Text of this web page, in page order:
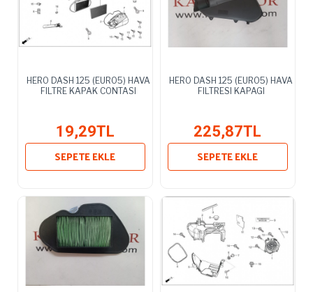
HERO DASH 125 (EURO5) HAVA
FILTRE KAPAK CONTASI
19,29TL
SEPETE EKLE
HERO DASH 125 (EURO5) HAVA
FILTRESI KAPAGI
225,87TL
SEPETE EKLE